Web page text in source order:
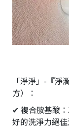
「淨淨」-『淨
方）：
✔ 複合胺基酸
好的洗淨力絕